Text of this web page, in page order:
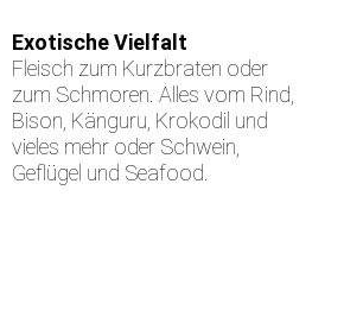
Exotische Vielfalt
Fleisch zum Kurzbraten oder
zum Schmoren. Alles vom Rind,
Bison, Känguru, Krokodil und
vieles mehr oder Schwein,
Geflügel und Seafood.